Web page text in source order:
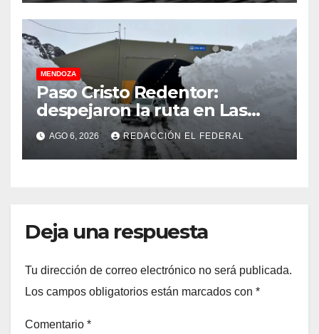
MENDOZA
Paso Cristo Redentor:
despejaron la ruta en Las
Cuevas antes de otro
temporal con unos 1.500
camiones varados
AGO 6, 2026 REDACCIÓN EL FEDERAL
Deja una respuesta
Tu dirección de correo electrónico no será publicada.
Los campos obligatorios están marcados con *
Comentario *